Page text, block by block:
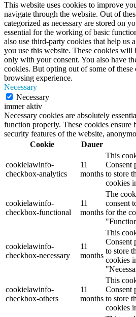
This website uses cookies to improve
navigate through the website. Out of
categorized as necessary are stored on
essential for the working of basic
also use third-party cookies that help us
you use this website. These cookies will
only with your consent. You also have
cookies. But opting out of some of
browsing experience.
Necessary
Necessary
immer aktiv
Necessary cookies are absolutely
function properly. These cookies ensure
security features of the website,
Cookie
Dauer
cookielawinfo-
checkbox-analytics
11
months
This
Consent
to store
cookies
cookielawinfo-
checkbox-functional
11
months
The
consent
for the
cookielawinfo-
checkbox-necessary
11
months
This
Consent
to store
cookies
cookielawinfo-
checkbox-others
11
months
This
Consent
to store
cookies